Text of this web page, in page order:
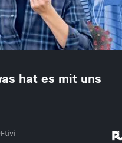
hat es mit uns